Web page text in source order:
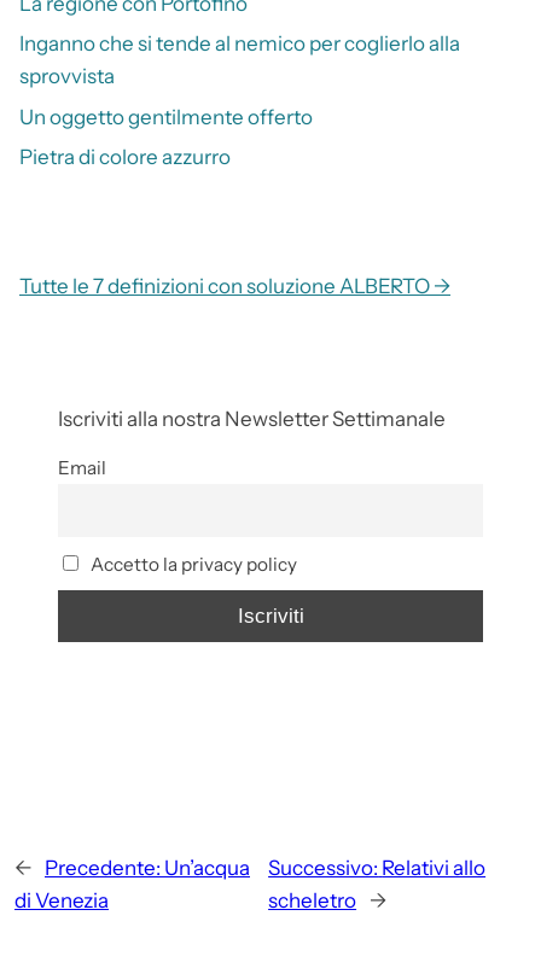
Inganno che si tende al nemico per coglierlo alla
sprovvista
Un oggetto gentilmente offerto
Pietra di colore azzurro
Tutte le 7 definizioni con soluzione ALBERTO →
Iscriviti alla nostra Newsletter Settimanale
Email
Accetto la privacy policy
← Precedente: Un’acqua
di Venezia
Successivo: Relativi allo
scheletro →